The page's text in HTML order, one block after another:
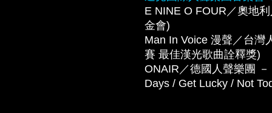
E NINE O FOUR／奧地
金會)
Man In Voice 漫聲／台灣
賽 最佳漢光歌曲詮釋獎)
ONAIR／德國人聲樂團
Days / Get Lucky / Not